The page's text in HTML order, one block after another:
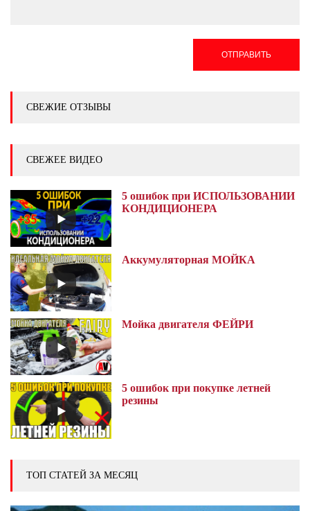
ОТПРАВИТЬ
СВЕЖИЕ ОТЗЫВЫ
СВЕЖЕЕ ВИДЕО
5 ошибок при ИСПОЛЬЗОВАНИИ
КОНДИЦИОНЕРА
Аккумуляторная МОЙКА
Мойка двигателя ФЕЙРИ
5 ошибок при покупке летней
резины
ТОП СТАТЕЙ ЗА МЕСЯЦ